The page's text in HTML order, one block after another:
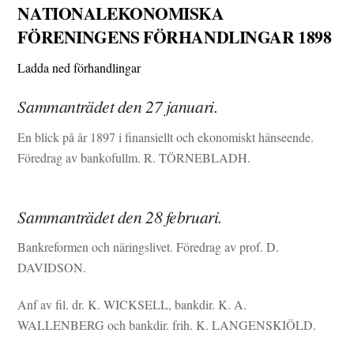
NATIONALEKONOMISKA
FÖRENINGENS FÖRHANDLINGAR 1898
Ladda ned förhandlingar
Sammanträdet den 27 januari.
En blick på år 1897 i finansiellt och ekonomiskt hänseende.
Föredrag av bankofullm. R. TÖRNEBLADH.
Sammanträdet den 28 februari.
Bankreformen och näringslivet. Föredrag av prof. D.
DAVIDSON.
Anf av fil. dr. K. WICKSELL, bankdir. K. A.
WALLENBERG och bankdir. frih. K. LANGENSKIÖLD.